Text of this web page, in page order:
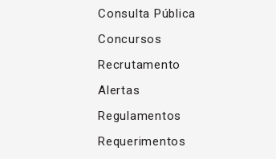
Consulta Pública
Concursos
Recrutamento
Alertas
Regulamentos
Requerimentos